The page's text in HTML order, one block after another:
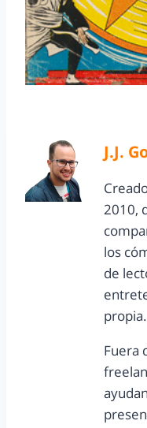
J.J.
2010,
los
de
propia.
Fuera